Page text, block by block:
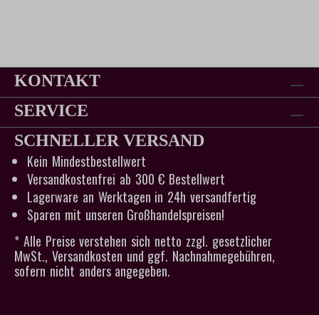
KONTAKT
SERVICE
SCHNELLER VERSAND
Kein Mindestbestellwert
Versandkostenfrei ab 300 € Bestellwert
Lagerware an Werktagen in 24h versandfertig
Sparen mit unseren Großhandelspreisen!
* Alle Preise verstehen sich netto zzgl. gesetzlicher
MwSt., Versandkosten und ggf. Nachnahmegebühren,
sofern nicht anders angegeben.